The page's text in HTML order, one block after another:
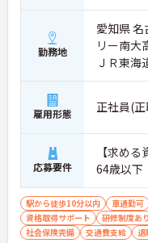
勤務地
愛知県
リー南大
ＪＲ東海
歩10分
雇用形態 正社員(
応募要件
【求め
64歳以下
駅から徒歩10分以内 車通勤可
資格取得サポート
研修制度あり
社会保険完備
交通費支給 退